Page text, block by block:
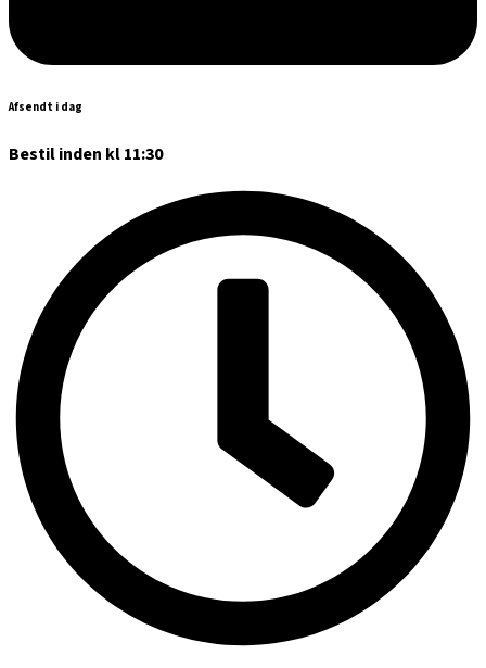
Afsendt i dag
Bestil inden kl 11:30